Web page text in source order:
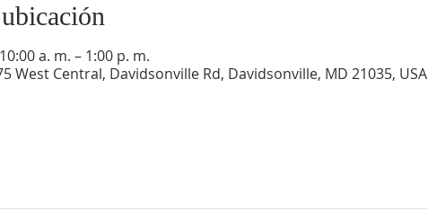
a. m. – 1:00 p. m.
West Central, Davidsonville Rd, Davidsonville, MD 21035, USA